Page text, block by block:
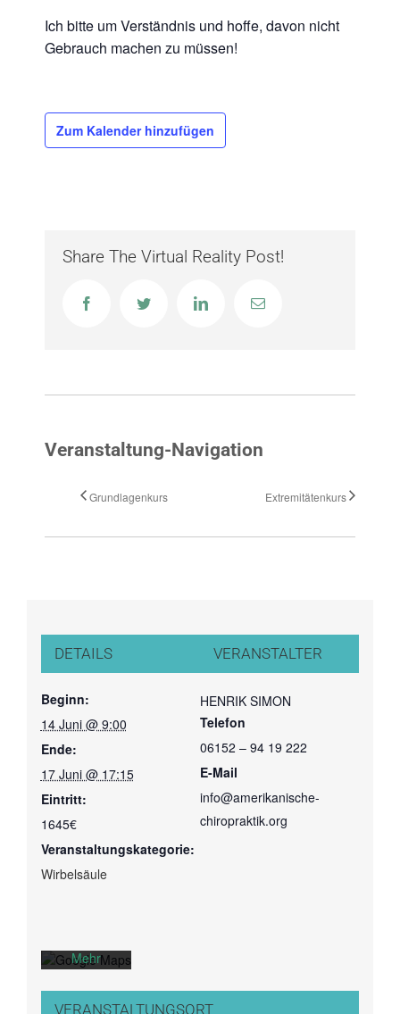
Ich bitte um Verständnis und hoffe, davon nicht
Gebrauch machen zu müssen!
Zum Kalender hinzufügen
Share The Virtual Reality Post!
FacebookTwitter LinkedIn E-
Veranstaltung-Navigation
Grundlagenkurs Extremitätenkurs
DETAILS
Beginn:
14 Juni @ 9:00
Ende:
17 Juni @ 17:15
Eintritt:
1645€
Veranstaltungskategorie:
Wirbelsäule
VERANSTALTER
HENRIK SIMON
Telefon
06152 – 94 19 222
E-Mail
info@amerikanische-
chiropraktik.org
VERANSTALTUNGSORT
Mit dem
Laden der
Karte
Sie die
Mehr
FÜR PATIENTEN
Chiropraktik bei Kindern
Mitgliederbereich
INFOS
Startseite
Termine
Impressum